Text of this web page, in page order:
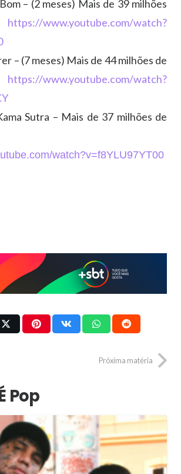
– (2 meses) Mais de 39 milhões
https://www.youtube.com/watch?
– (7 meses) Mais de 44 milhões de
https://www.youtube.com/watch?
Sutra – Mais de 37 milhões de
watch?v=f8YLU97YT00
Próxima matéria
Pop